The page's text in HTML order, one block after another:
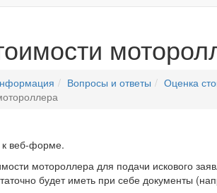
Вопросы и ответы Оценка
к веб-форме.
мотороллера для подачи искового
будет иметь при себе документы